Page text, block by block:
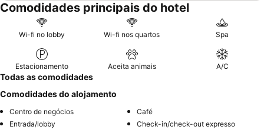
Comodidades principais do hotel
Wi-fi no lobby Wi-fi nos quartos Spa
Estacionamento Aceita animais A/C
Todas as comodidades
Comodidades do alojamento
Centro de negócios
Café
Entrada/lobby
Check-in/check-out expresso